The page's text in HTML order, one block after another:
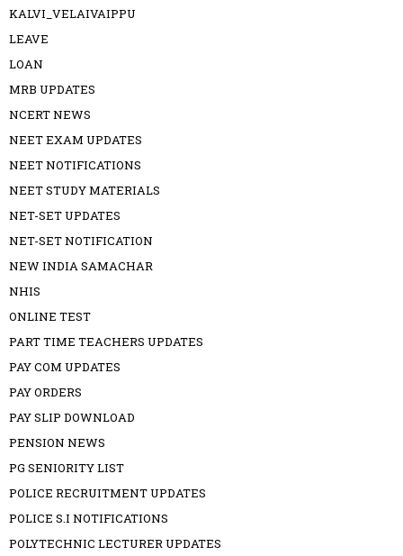
KALVI_VELAIVAIPPU
LEAVE
LOAN
MRB UPDATES
NCERT NEWS
NEET EXAM UPDATES
NEET NOTIFICATIONS
NEET STUDY MATERIALS
NET-SET UPDATES
NET-SET NOTIFICATION
NEW INDIA SAMACHAR
NHIS
ONLINE TEST
PART TIME TEACHERS UPDATES
PAY COM UPDATES
PAY ORDERS
PAY SLIP DOWNLOAD
PENSION NEWS
PG SENIORITY LIST
POLICE RECRUITMENT UPDATES
POLICE S.I NOTIFICATIONS
POLYTECHNIC LECTURER UPDATES